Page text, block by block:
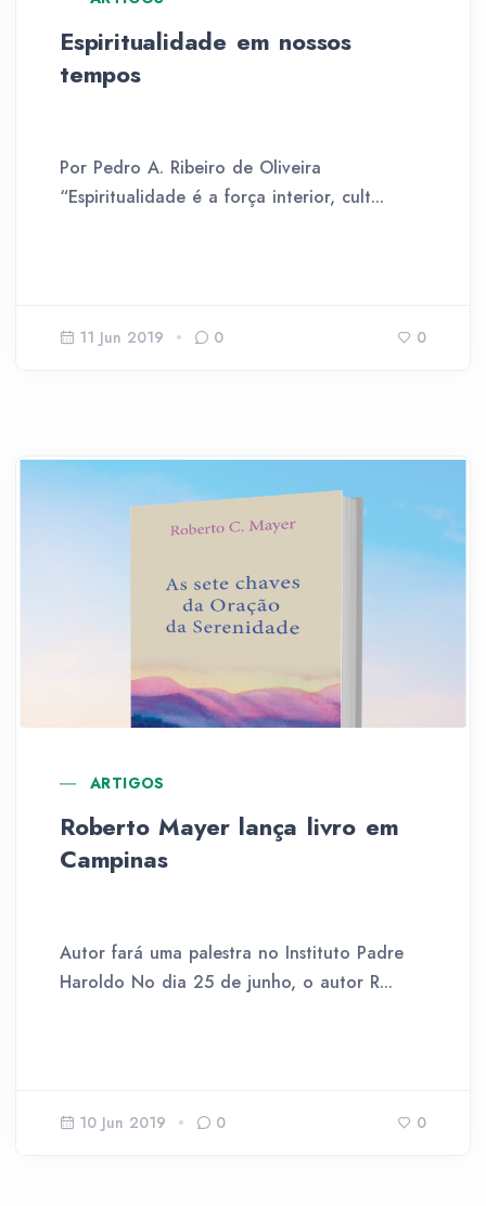
Espiritualidade em nossos
tempos
Por Pedro A. Ribeiro de Oliveira
“Espiritualidade é a força interior, cult...
11 Jun 2019 0 0
ARTIGOS
Roberto Mayer lança livro em
Campinas
Autor fará uma palestra no Instituto Padre
Haroldo No dia 25 de junho, o autor R...
10 Jun 2019 0 0